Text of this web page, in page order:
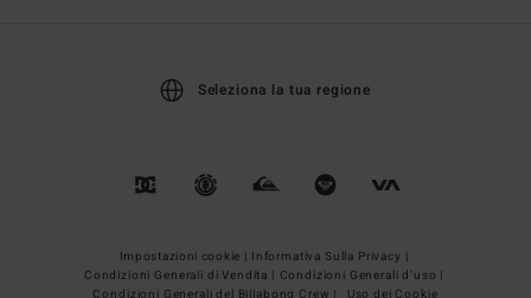
Seleziona la tua regione
Impostazioni cookie | Informativa Sulla Privacy |
Condizioni Generali di Vendita | Condizioni Generali d’uso |